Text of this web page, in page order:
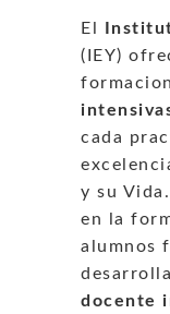
El
(IEY)
cada
y su
en la
alumnos
docente